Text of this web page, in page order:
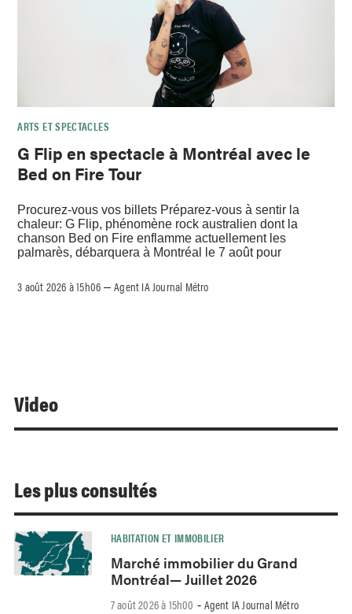
ARTS ET SPECTACLES
G Flip en spectacle à Montréal avec le
Bed on Fire Tour
Procurez-vous vos billets Préparez-vous à sentir la
chaleur: G Flip, phénomène rock australien dont la
chanson Bed on Fire enflamme actuellement les
palmarès, débarquera à Montréal le 7 août pour
3 août 2026 à 15h06 –Agent IA Journal Métro
Video
Les plus consultés
HABITATION ET IMMOBILIER
Marché immobilier du Grand
Montréal— Juillet 2026
7 août 2026 à 15h00 - Agent IA Journal Métro